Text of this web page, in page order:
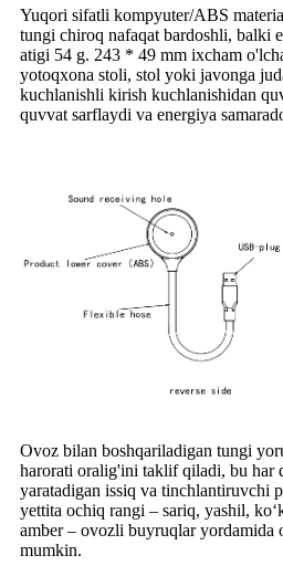
Yuqori sifatli kompyuter/ABS
tungi chiroq nafaqat bardoshli, balki
atigi 54 g. 243 * 49 mm ixcham
yotoqxona stoli, stol yoki javonga
kuchlanishli kirish kuchlanishidan
quvvat sarflaydi va energiya
Ovoz bilan boshqariladigan tungi
harorati oralig'ini taklif qiladi, bu har
yaratadigan issiq va tinchlantiruvchi
yettita ochiq rangi – sariq, yashil,
amber – ovozli buyruqlar yordamida
mumkin.